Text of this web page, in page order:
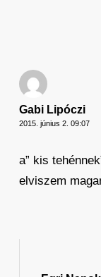
Gabi Lipóczi
2015. június 2. 09:07
a” kis
elviszem